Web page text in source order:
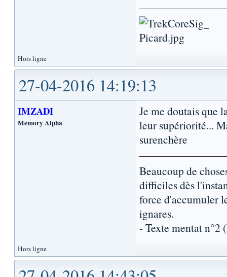
Hors ligne
27-04-2016 14:19:13
IMZADI
Memory Alpha
Je me doutais que
leur supériorité...
surenchère
Beaucoup de
difficiles dès
force d'accumuler
ignares.
- Texte mentat n°2
Hors ligne